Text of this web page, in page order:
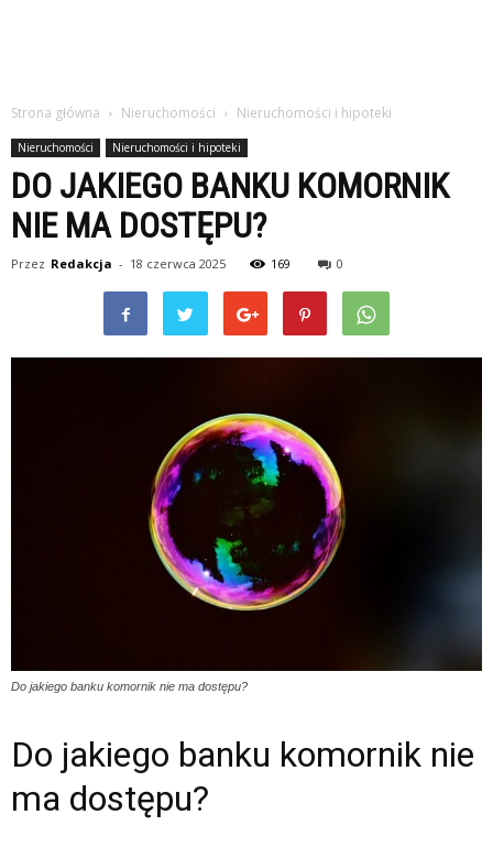
Strona główna Nieruchomości Nieruchomości i hipoteki
Nieruchomości Nieruchomości i hipoteki
DO JAKIEGO BANKU KOMORNIK
NIE MA DOSTĘPU?
Przez Redakcja - 18 czerwca 2025 169 0
Do jakiego banku komornik nie ma dostępu?
Do jakiego banku komornik nie
ma dostępu?